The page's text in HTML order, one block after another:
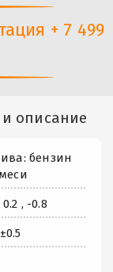
+ 7 499
и описание
бензин
, -0.8